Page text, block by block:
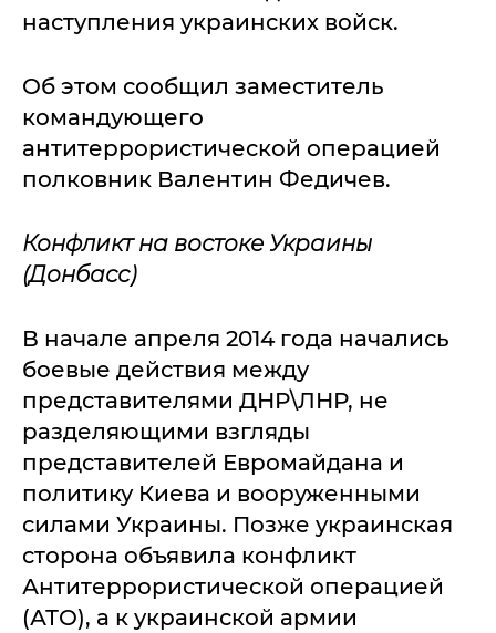
наступления украинских войск.
Об этом сообщил заместитель
командующего
антитеррористической операцией
полковник Валентин Федичев.
Конфликт на востоке Украины
(Донбасс)
В начале апреля 2014 года начались
боевые действия между
представителями ДНР\ЛНР, не
разделяющими взгляды
представителей Евромайдана и
политику Киева и вооруженными
силами Украины. Позже украинская
сторона объявила конфликт
Антитеррористической операцией
(АТО), а к украинской армии